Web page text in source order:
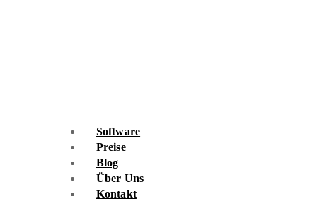
Software
Preise
Blog
Über Uns
Kontakt